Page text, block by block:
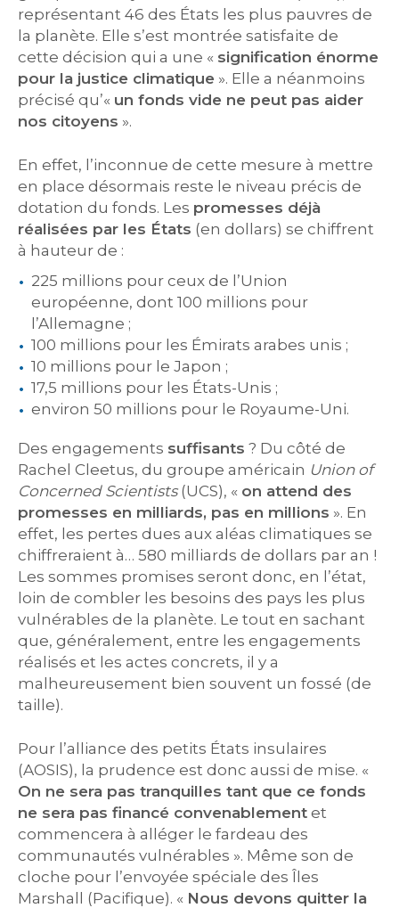
représentant 46 des États les plus pauvres de
la planète. Elle s’est montrée satisfaite de
cette décision qui a une « signification énorme
pour la justice climatique ». Elle a néanmoins
précisé qu’« un fonds vide ne peut pas aider
nos citoyens ».
En effet, l’inconnue de cette mesure à mettre
en place désormais reste le niveau précis de
dotation du fonds. Les promesses déjà
réalisées par les États (en dollars) se chiffrent
à hauteur de :
225 millions pour ceux de l’Union
européenne, dont 100 millions pour
l’Allemagne ;
100 millions pour les Émirats arabes unis ;
10 millions pour le Japon ;
17,5 millions pour les États-Unis ;
environ 50 millions pour le Royaume-Uni.
Des engagements suffisants ? Du côté de
Rachel Cleetus, du groupe américain Union of
Concerned Scientists(UCS), « on attend des
promesses en milliards, pas en millions ». En
effet, les pertes dues aux aléas climatiques se
chiffreraient à… 580 milliards de dollars par an !
Les sommes promises seront donc, en l’état,
loin de combler les besoins des pays les plus
vulnérables de la planète. Le tout en sachant
que, généralement, entre les engagements
réalisés et les actes concrets, il y a
malheureusement bien souvent un fossé (de
taille).
Pour l’alliance des petits États insulaires
(AOSIS), la prudence est donc aussi de mise. «
On ne sera pas tranquilles tant que ce fonds
ne sera pas financé convenablement et
commencera à alléger le fardeau des
communautés vulnérables ». Même son de
cloche pour l’envoyée spéciale des Îles
Marshall (Pacifique). « Nous devons quitter la